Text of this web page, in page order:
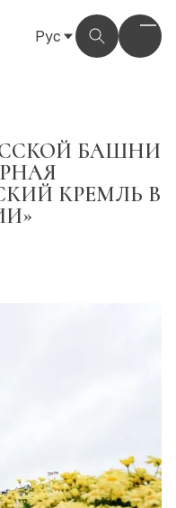
Рус
БАШНИ
КРЕМЛЬ В